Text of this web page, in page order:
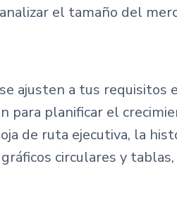
el tamaño del
ajusten a tus requisitos
para planificar el
de ruta ejecutiva, la
circulares y